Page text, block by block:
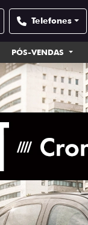
Telefones
PÓS-VENDAS